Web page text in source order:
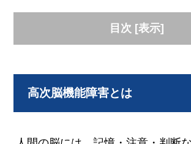
目次 [表示]
高次脳機能障害とは